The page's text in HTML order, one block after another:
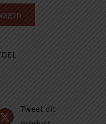
Tweet dit